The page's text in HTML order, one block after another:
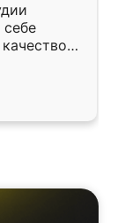
себе
почти